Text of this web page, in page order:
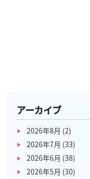
アーカイブ
2026年8月 (2)
2026年7月 (33)
2026年6月 (38)
2026年5月 (30)